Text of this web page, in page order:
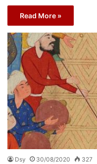
Read More »
Dsy 30/08/2020 327